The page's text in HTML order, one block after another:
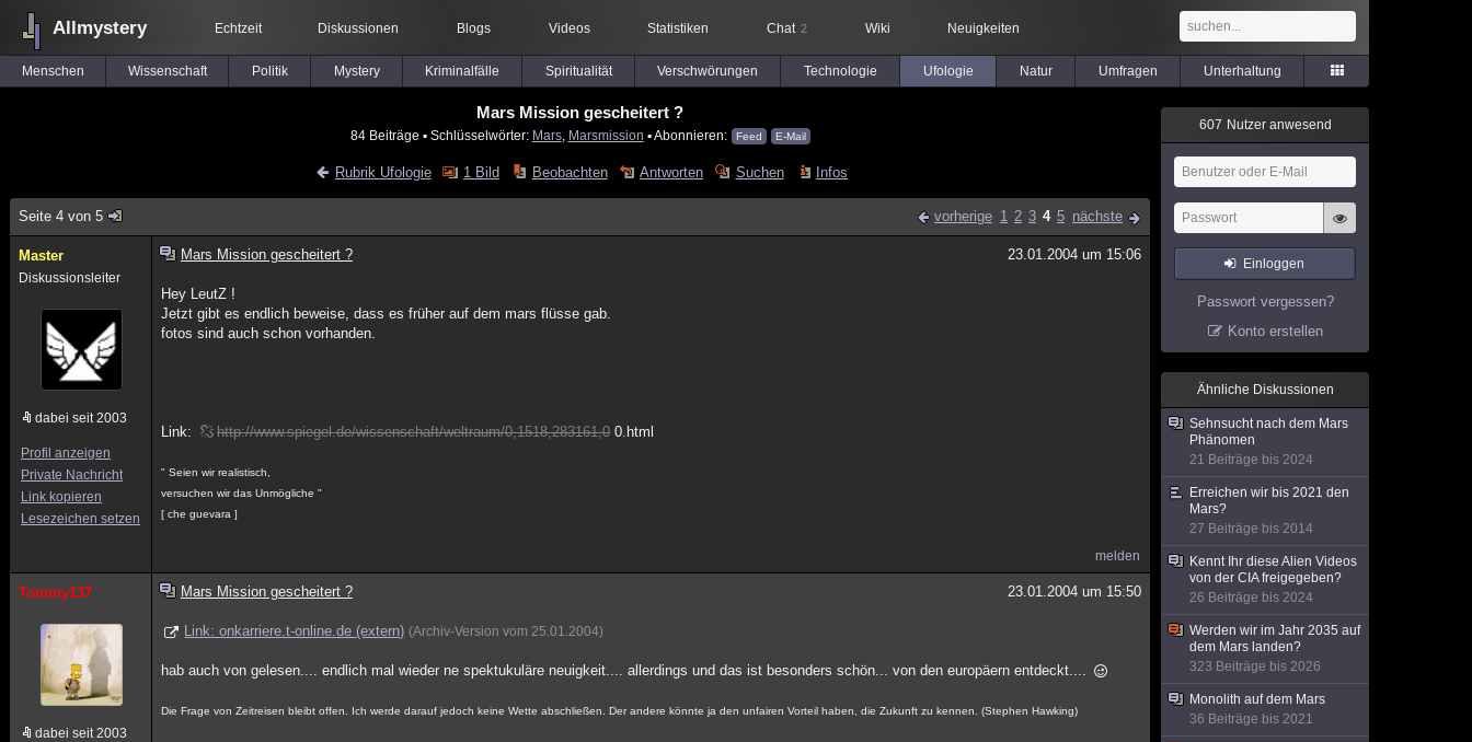
Allmystery Echtzeit Diskussionen Blogs Videos Statistiken Chat 2 Wiki Neuigkeiten
Menschen Wissenschaft Politik Mystery Kriminalfälle Spiritualität Verschwörungen Technologie Ufologie Natur Umfragen Unterhaltung
Mars Mission gescheitert ?
84 Beiträge ▪ Schlüsselwörter: Mars, Marsmission ▪ Abonnieren: Feed E-Mail
Rubrik Ufologie 1 Bild Beobachten Antworten Suchen Infos
Seite 4 von 5 vorherige 1 2 3 4 5 nächste
Master
Diskussionsleiter
dabei seit 2003
Profil anzeigen
Private Nachricht
Link kopieren
Lesezeichen setzen
Mars Mission gescheitert ? 23.01.2004 um 15:06
Hey LeutZ !
Jetzt gibt es endlich beweise, dass es früher auf dem mars flüsse gab.
fotos sind auch schon vorhanden.
Link: http://www.spiegel.de/wissenschaft/weltraum/0,1518,283161,00.html
" Seien wir realistisch,
versuchen wir das Unmögliche "
[ che guevara ]
melden
Tommy137
dabei seit 2003
Mars Mission gescheitert ? 23.01.2004 um 15:50
Link: onkarriere.t-online.de (extern) (Archiv-Version vom 25.01.2004)
hab auch von gelesen.... endlich mal wieder ne spektukuläre neuigkeit.... allerdings und das ist besonders schön... von den europäern entdeckt....
Die Frage von Zeitreisen bleibt offen. Ich werde darauf jedoch keine Wette abschließen. Der andere könnte ja den unfairen Vorteil haben, die Zukunft zu kennen. (Stephen Hawking)
607 Nutzer anwesend
Einloggen
Passwort vergessen?
Konto erstellen
Ähnliche Diskussionen
Sehnsucht nach dem Mars
Phänomen
21 Beiträge bis 2024
Erreichen wir bis 2021 den
Mars?
27 Beiträge bis 2014
Kennt Ihr diese Alien Videos
von der CIA freigegeben?
26 Beiträge bis 2024
Werden wir im Jahr 2035 auf
dem Mars landen?
323 Beiträge bis 2026
Monolith auf dem Mars
36 Beiträge bis 2021